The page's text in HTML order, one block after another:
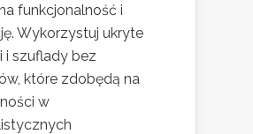
funkcjonalność i
Wykorzystuj ukryte
i szuflady bez
które zdobędą na
w